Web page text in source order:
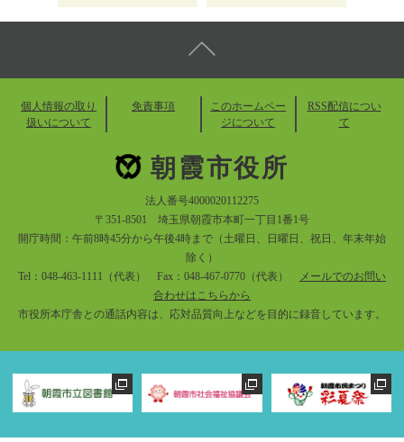
個人情報の取り
扱いについて
免責事項
このホームペー
ジについて
RSS配信につい
て
朝霞市役所
法人番号4000020112275
〒351-8501 埼玉県朝霞市本町一丁目1番1号
開庁時間：午前8時45分から午後4時まで（土曜日、日曜日、祝日、年末年始
除く）
Tel：048-463-1111（代表） Fax：048-467-0770（代表）
メールでのお問い
合わせはこちらから
市役所本庁舎との通話内容は、応対品質向上などを目的に録音しています。